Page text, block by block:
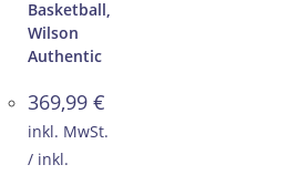
Basketball,
Wilson
Authentic
369,99 €
inkl. MwSt.
/ inkl.